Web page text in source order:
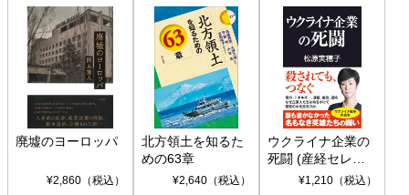
廃墟のヨーロッパ
¥2,860（税込）
北方領土を知るた
めの63章
¥2,640（税込）
ウクライナ企業の
死闘 (産経セレク
ト S 039)¥1,210（税込）